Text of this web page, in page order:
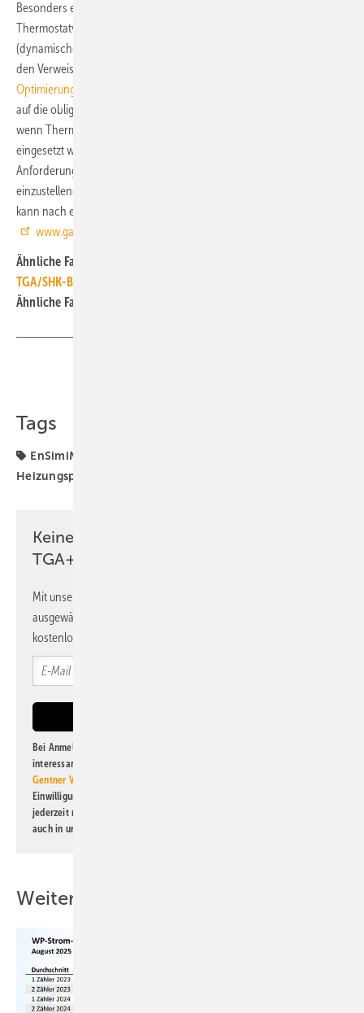
Besonders effizient ist das Tool bei der Verwendung von
Thermostatventilen mit automatischer Durchflussbegrenzung
(dynamische Thermostatventile). Denn die EnSimiMaV besagt über
den Verweis auf das Verfahren B nach der ZVSHK-Fachregel
Optimierung von Heizungsanlagen im Bestand
auf die obligatorische Rohrnetzberechnung verzichtet werden kann,
wenn Thermostatventile mit automatischer Durchflussbegrenzung
eingesetzt werden. Die Gampper-Baureihe Vario-DP erfüllt diese
Anforderungen und das VarioDPCalc berechnet mit der
einzustellenden Wassermenge auch die Ventileinstellung. VarioDPCalc
kann nach einer Registrierung heruntergeladen werden:
www.gampper.de
Ähnliche Fachartikel bündelt das
TGA/SHK-Branche
Ähnliche Fachartikel bündelt das
Tags
EnSimiMaV
Heizungsprüfung
Keine Zeit? Kein Problem mit dem
TGA+E Newsletter!
Mit unserem Newsletter erhalten Sie regelmäßig von uns
ausgewählte Informationen und Neuigkeiten, gebündelt und
kostenlos direkt ins Postfach.
Bei Anmeldung zu diesem Newsletter bin ich damit einverstanden, über
interessante Verlags- und Online-Angebote
Gentner Verlag GmbH & Co. KG
Einwilligung kann ich jederzeit widerrufen und eine Abmeldung ist
jederzeit möglich. Informationen zum Umgang mit Daten finden Sie
auch in unserer
Weitere Inhalte